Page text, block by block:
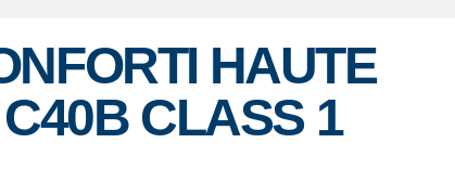
HAUTE
CLASS 1